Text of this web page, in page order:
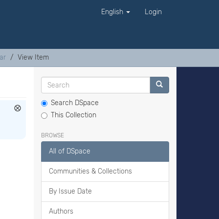
English Login
View Item
Search DSpace
This Collection
BROWSE
All of DSpace
Communities & Collections
By Issue Date
Authors